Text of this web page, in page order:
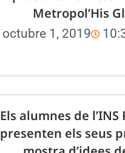
Metropol’His
octubre 1, 2019
Els alumnes de
presenten els seus